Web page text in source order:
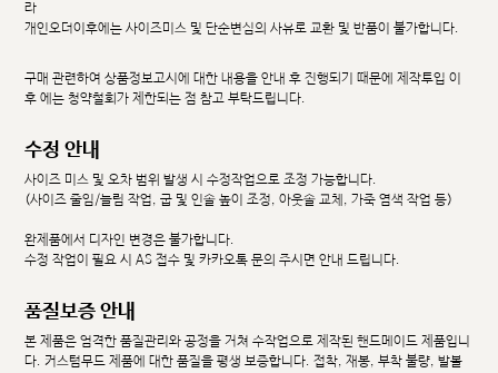
라
개인오더이후에는 사이즈미스 및 단순변심의 사유로 교환 및 반품이 불가합니다.
구매 관련하여 상품정보고시에 대한 내용을 안내 후 진행되기 때문에 제작투입 이
후 에는 청약철회가 제한되는 점 참고 부탁드립니다.
수정 안내
사이즈 미스 및 오차 범위 발생 시 수정작업으로 조정 가능합니다.
(사이즈 줄임/늘림 작업, 굽 및 인솔 높이 조정, 아웃솔 교체, 가죽 염색 작업 등)
완제품에서 디자인 변경은 불가합니다.
수정 작업이 필요 시 AS 접수 및 카카오톡 문의 주시면 안내 드립니다.
품질보증 안내
본 제품은 엄격한 품질관리와 공정을 거쳐 수작업으로 제작된 핸드메이드 제품입니
다. 커스텀무드 제품에 대한 품질을 평생 보증합니다. 접착, 재봉, 부착 불량, 발볼